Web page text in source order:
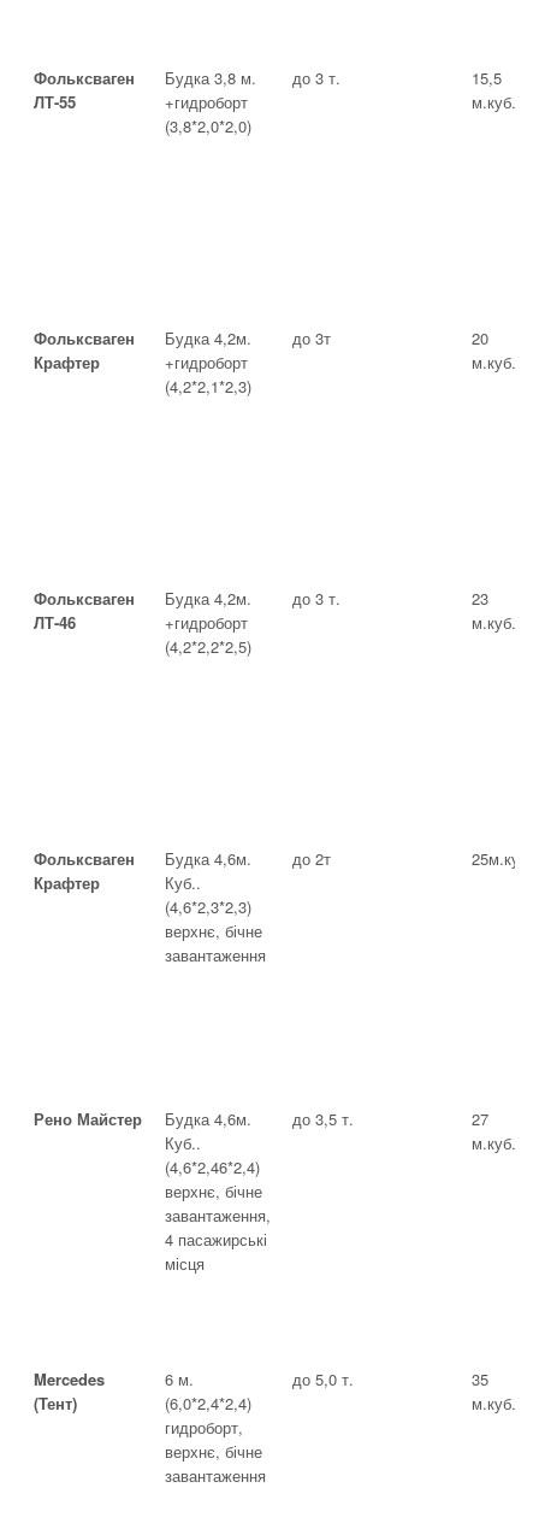
Фольксваген
ЛТ-55
Будка 3,8 м.
+гидроборт
(3,8*2,0*2,0)
до 3 т.
15,5
м.куб.
Фольксваген
Крафтер
Будка 4,2м.
+гидроборт
(4,2*2,1*2,3)
до 3т
20
м.куб.
Фольксваген
ЛТ-46
Будка 4,2м.
+гидроборт
(4,2*2,2*2,5)
до 3 т.
23
м.куб.
Фольксваген
Крафтер
Будка 4,6м.
Куб..
(4,6*2,3*2,3)
верхнє, бічне
завантаження
до 2т 25м.куб
Рено Майстер
Будка 4,6м.
Куб..
(4,6*2,46*2,4)
верхнє, бічне
завантаження,
4 пасажирські
місця
до 3,5 т.
27
м.куб.
Mercedes
(Тент)
6 м.
(6,0*2,4*2,4)
гидроборт,
верхнє, бічне
завантаження
до 5,0 т.
35
м.куб.